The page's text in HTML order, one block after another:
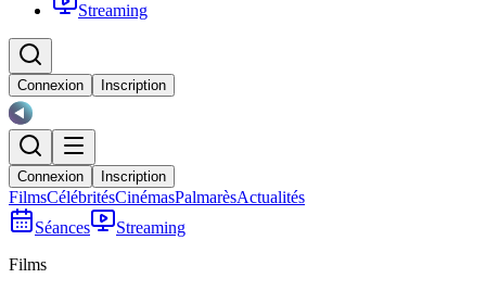
Streaming
Connexion Inscription
Connexion Inscription
FilmsCélébritésCinémasPalmarèsActualités
Séances
Streaming
Films